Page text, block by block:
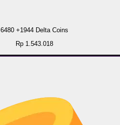
6480 +1944 Delta Coins
Rp 1.543.018